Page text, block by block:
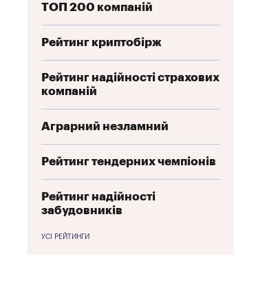
ТОП 200 компаній
Рейтинг криптобірж
Рейтинг надійності страхових
компаній
Аграрний незламний
Рейтинг тендерних чемпіонів
Рейтинг надійності
забудовників
УСІ РЕЙТИНГИ